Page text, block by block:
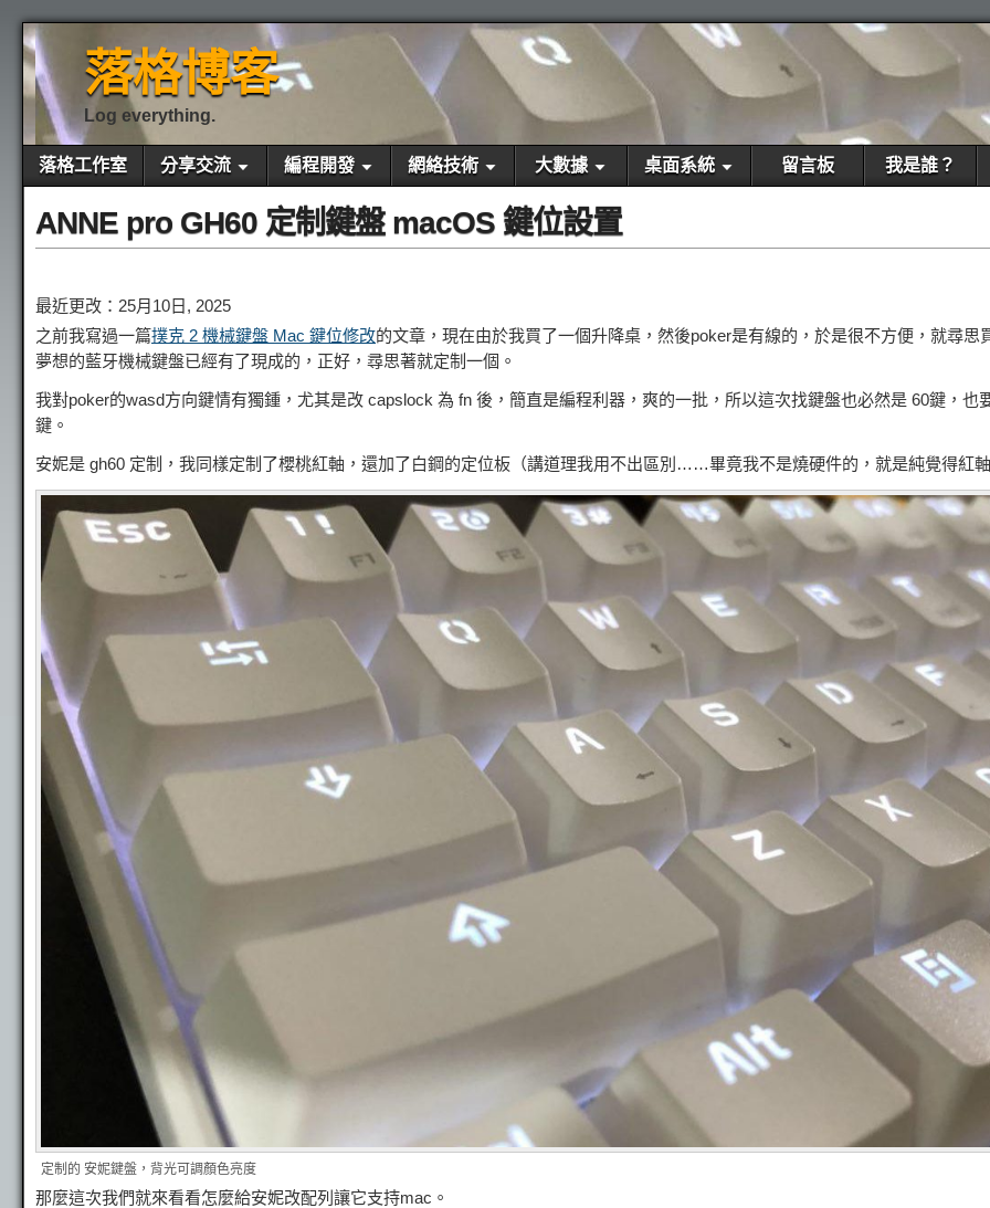
落格博客
Log everything.
落格工作室 分享交流 編程開發 網絡技術 大數據 桌面系統 留言板 我是誰？
ANNE pro GH60 定制鍵盤 macOS 鍵位設置
最近更改：25月10日, 2025
之前我寫過一篇撲克 2 機械鍵盤 Mac 鍵位修改的文章，現在由於我買了一個升降桌，然後poker是有線的，於是很不方便，就尋思
夢想的藍牙機械鍵盤已經有了現成的，正好，尋思著就定制一個。
我對poker的wasd方向鍵情有獨鍾，尤其是改 capslock 為 fn 後，簡直是編程利器，爽的一批，所以這次找鍵盤也必然是 60鍵，也
鍵。
安妮是 gh60 定制，我同樣定制了櫻桃紅軸，還加了白鋼的定位板（講道理我用不出區別……畢竟我不是燒硬件的，就是純覺得
定制的 安妮鍵盤，背光可調顏色亮度
那麼這次我們就來看看怎麼給安妮改配列讓它支持mac。